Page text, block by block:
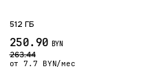
512 ГБ
250.90 BYN
263.44
от 7.7 BYN/мес